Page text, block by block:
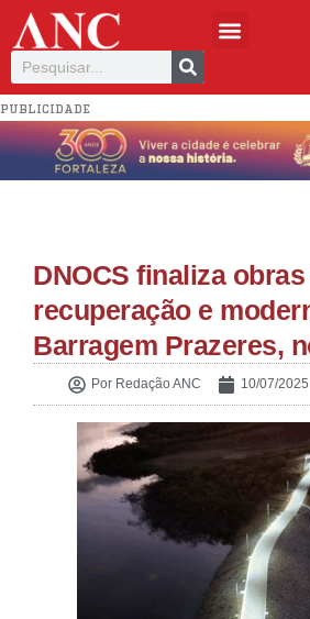
PUBLICIDADE
DNOCS finaliza obras
recuperação e
Barragem Prazeres,
PorRedação ANC 10/07/2025